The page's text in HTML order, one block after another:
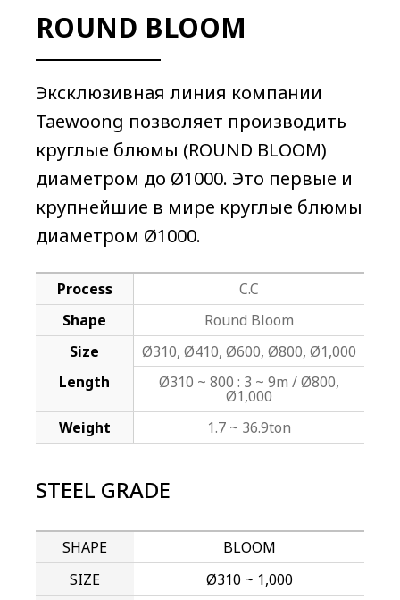
ROUND BLOOM
Эксклюзивная линия компании
Taewoong позволяет производить
круглые блюмы (ROUND BLOOM)
диаметром до Ø1000. Это первые и
крупнейшие в мире круглые блюмы
диаметром Ø1000.
Process
C.C
Shape
Round Bloom
Size
Ø310, Ø410, Ø600, Ø800, Ø1,000
Length
Ø310 ~ 800 : 3 ~ 9m / Ø800,
Ø1,000
Weight
1.7 ~ 36.9ton
STEEL GRADE
SHAPE
SIZE
BLOOM
Ø310 ~ 1,000